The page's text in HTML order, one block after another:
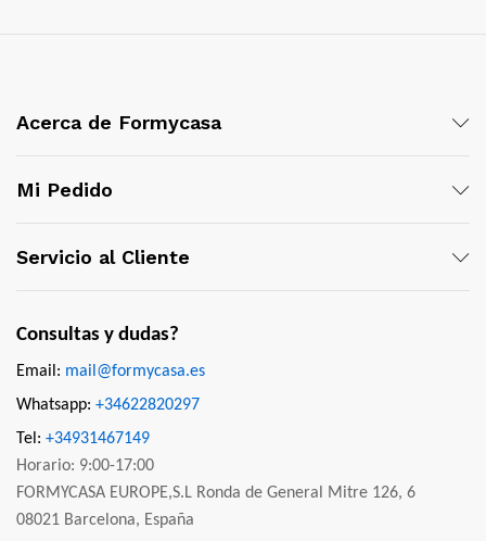
Acerca de Formycasa
Mi Pedido
Servicio al Cliente
Consultas y dudas?
Email: mail@formycasa.es
Whatsapp: +34622820297
Tel: +34931467149
Horario: 9:00-17:00
FORMYCASA EUROPE,S.L Ronda de General Mitre 126, 6
08021 Barcelona, España